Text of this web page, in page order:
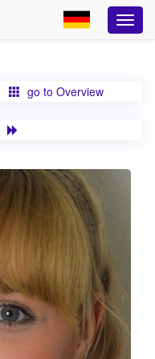
go to Overview